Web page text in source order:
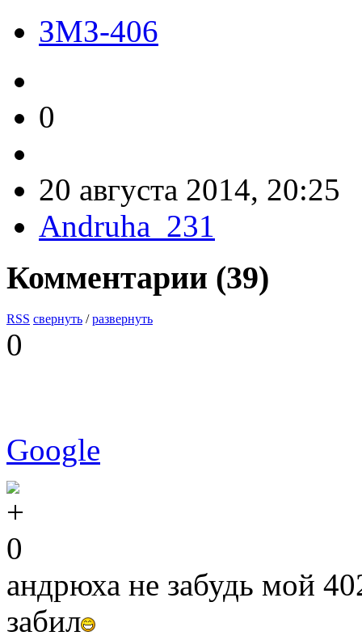
ЗМЗ-406
0
20 августа 2014, 20:25
Andruha_231
Комментарии (39)
RSS свернуть /развернуть
0
Google
0
андрюха не забудь мой
забил